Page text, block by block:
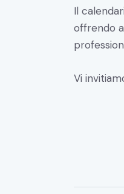
Il
offrendo
Vi